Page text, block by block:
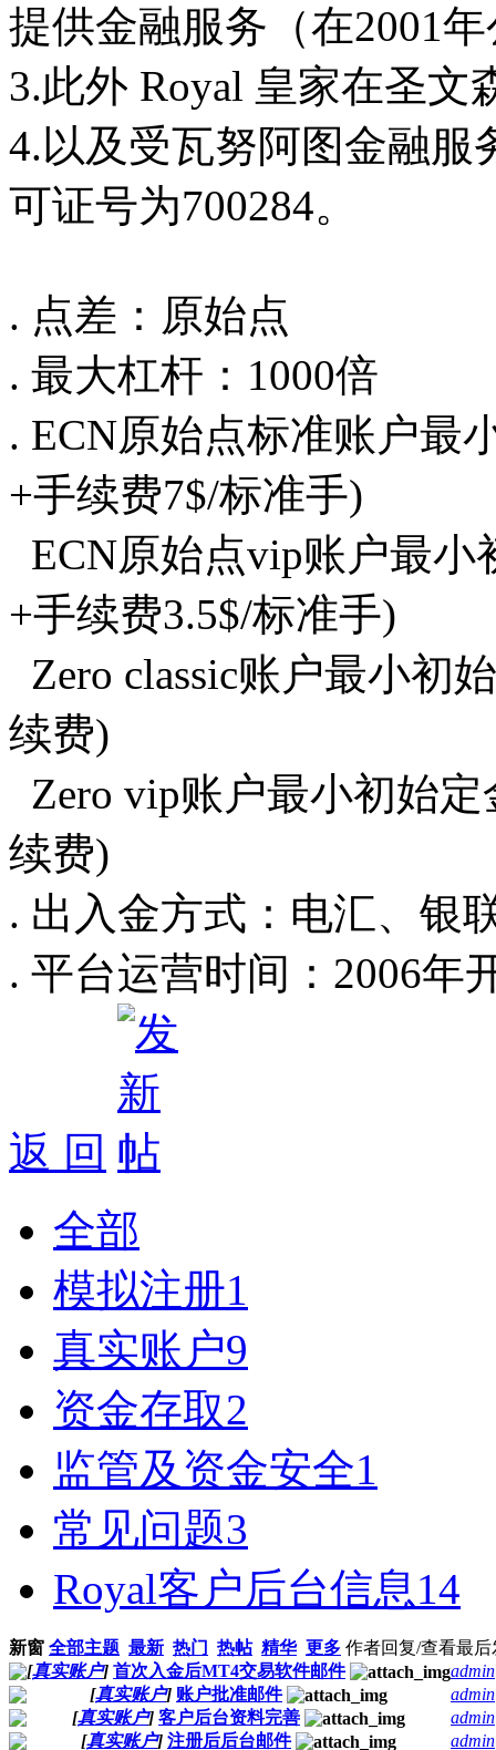
提供金融服务（在2001
3.此外 Royal 皇家在圣文
4.以及受瓦努阿图金融服
可证号为700284。
. 点差：原始点
. 最大杠杆：1000倍
. ECN原始点标准账户最
+手续费7$/标准手)
ECN原始点vip账户最小
+手续费3.5$/标准手)
Zero classic账户最小初
续费)
Zero vip账户最小初始
续费)
. 出入金方式：电汇、银
. 平台运营时间：2006年
返 回
全部
模拟注册1
真实账户9
资金存取2
监管及资金安全1
常见问题3
Royal客户后台信息14
新窗 全部主题 最新 热门 热帖 精华 更多 作者回复/查看最后
[真实账户] 首次入金后MT4交易软件邮件
admin
[真实账户] 账户批准邮件
admin
[真实账户] 客户后台资料完善
admin
[真实账户] 注册后后台邮件 admin